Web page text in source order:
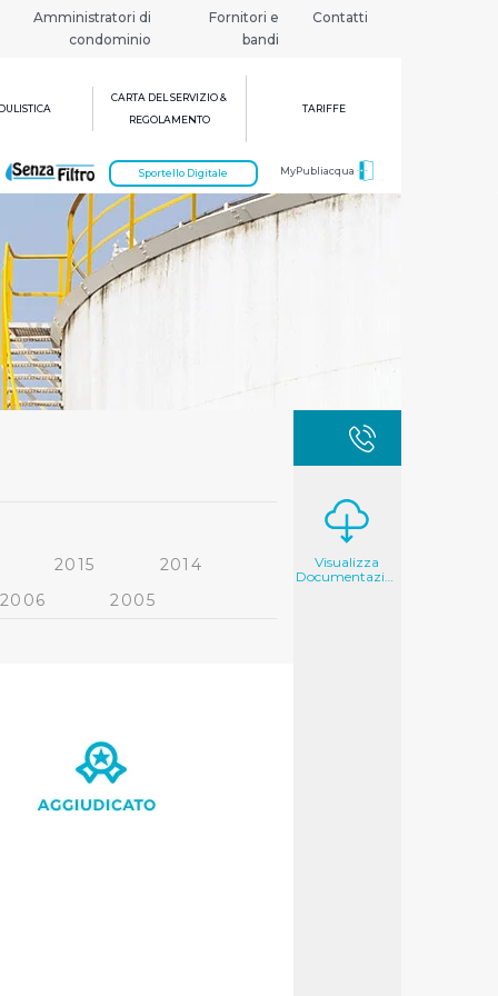
Amministratori di
condominio
Fornitori e
bandi
Contatti
CARTA DEL SERVIZIO &
REGOLAMENTO
TARIFFE
MyPubliacqua
Sportello Digitale
2015
2014
2006
2005
Visualizza
Documentazione